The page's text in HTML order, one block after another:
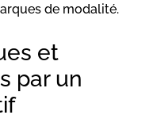
de modalité.
et
par un